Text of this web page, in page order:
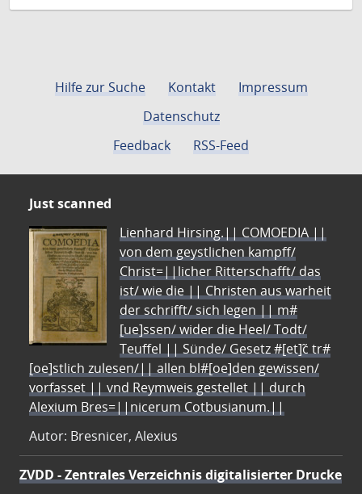
Hilfe zur Suche Kontakt
Impressum
Datenschutz
Feedback
RSS-Feed
Just scanned
Lienhard Hirsing.|| COMOEDIA ||
von dem geystlichen kampff/
Christ=||licher Ritterschafft/ das
ist/ wie die || Christen aus warheit
der schrifft/ sich legen || m#
[ue]ssen/ wider die Heel/ Todt/
Teuffel || Sünde/ Gesetz #[et]c̃ tr#
[oe]stlich zulesen/|| allen bl#[oe]den gewissen/
vorfasset || vnd Reymweis gestellet || durch
Alexium Bres=||nicerum Cotbusianum.||
Autor: Bresnicer, Alexius
ZVDD - Zentrales Verzeichnis digitalisierter Drucke